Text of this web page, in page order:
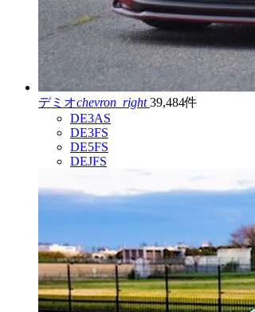
デミオchevron_right 39,484件
DE3AS
DE3FS
DE5FS
DEJFS